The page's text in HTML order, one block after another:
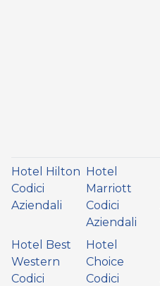
Hotel Hilton
Codici
Aziendali
Hotel
Marriott
Codici
Aziendali
Hotel Best
Western
Codici
Hotel
Choice
Codici